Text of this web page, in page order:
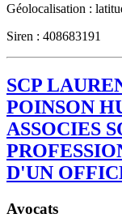
Géolocalisation :
Siren : 408683191
SCP
POINSON
ASSOCIES
D'UN
Avocats